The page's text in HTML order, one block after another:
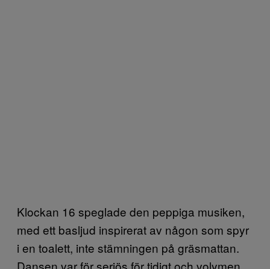
Klockan 16 speglade den peppiga musiken,
med ett basljud inspirerat av någon som spyr
i en toalett, inte stämningen på gräsmattan.
Dansen var för seriös för tidigt och volymen